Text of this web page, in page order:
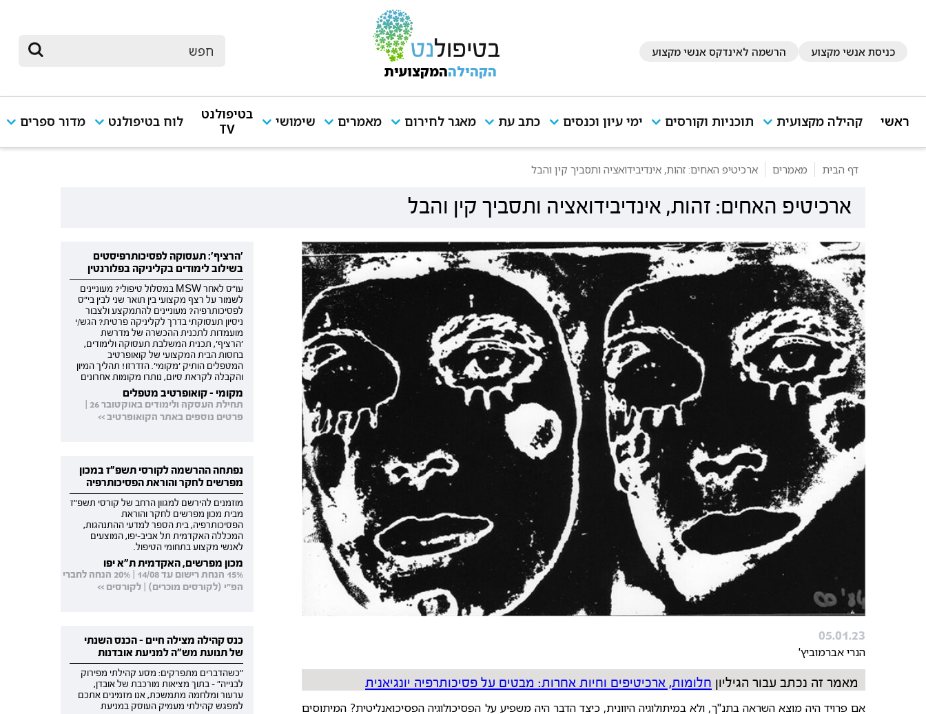
כניסת אנשי מקצוע הרשמה לאינדקס אנשי מקצוע
הקהילההמקצועית
ראשי קהילה מקצועית תוכניות וקורסים ימי עיון וכנסים כתב עת מאגר לחירום מאמרים שימושי
בטיפולנט
TV
לוח בטיפולנט מדור ספרים
דף הבית מאמרים ארכיטיפ האחים: זהות, אינדיבידואציה ותסביך קין והבל
ארכיטיפ האחים: זהות, אינדיבידואציה ותסביך קין והבל
05.01.23
הנרי אברמוביץ'
מאמר זה נכתב עבור הגיליון חלומות, ארכיטיפים וחיות אחרות: מבטים על פסיכותרפיה יונגיאנית
אם פרויד היה מוצא השראה בתנ"ך, ולא במיתולוגיה היוונית, כיצד הדבר היה משפיע על הפסיכולוגיה הפסיכואנליטית? המיתוסים
'הרציף': תעסוקה לפסיכותרפיסטים
בשילוב לימודים בקליניקה בפלורנטין
עו"ס לאחר MSW במסלול טיפולי? מעוניינים
לשמור על רצף מקצועי בין תואר שני לבין בי"ס
לפסיכותרפיה? מעוניינים להתמקצע ולצבור
ניסיון תעסוקתי בדרך לקליניקה פרטית? הגש/י
מועמדות לתכנית ההכשרה של מדרשת
'הרציף', תכנית המשלבת תעסוקה ולימודים,
בחסות הבית המקצועי של קואופרטיב
המטפלים הותיק 'מקומי'. הזדרזו! תהליך המיון
והקבלה לקראת סיום, נותרו מקומות אחרונים
מקומי - קואופרטיב מטפלים
תחילת העסקה ולימודים באוקטובר 26 |
פרטים נוספים באתר הקואופרטיב >>
נפתחה ההרשמה לקורסי תשפ"ז במכון
מפרשים לחקר והוראת הפסיכותרפיה
מוזמנים להירשם למגוון הרחב של קורסי תשפ"ז
מבית מכון מפרשים לחקר והוראת
הפסיכותרפיה, בית הספר למדעי ההתנהגות,
המכללה האקדמית תל אביב-יפו, המוצעים
לאנשי מקצוע בתחומי הטיפול.
מכון מפרשים, האקדמית ת"א יפו
15% הנחת רישום עד 14/08 | 20% הנחה לחברי
הפ"י (לקורסים מוכרים) | לקורסים >>
כנס קהילה מצילה חיים - הכנס השנתי
של תנועת מש"ה למניעת אובדנות
"כשהדברים מתפרקים: מסע קהילתי מפירוק
לבנייה" - בתוך מציאות מורכבת של אובדן,
ערעור ומלחמה מתמשכת, אנו מזמינים אתכם
למפגש קהילתי מעמיק העוסק במניעת